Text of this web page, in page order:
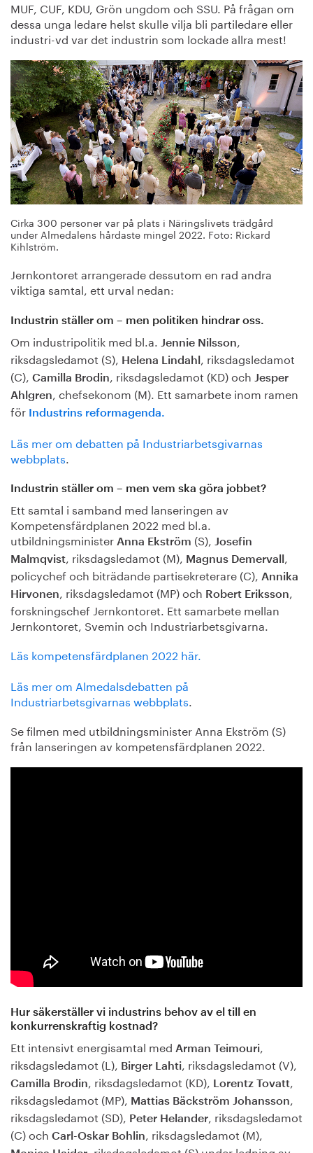
MUF, CUF, KDU, Grön ungdom och SSU. På frågan om
dessa unga ledare helst skulle vilja bli partiledare eller
industri-vd var det industrin som lockade allra mest!
Cirka 300 personer var på plats i Näringslivets trädgård
under Almedalens hårdaste mingel 2022. Foto: Rickard
Kihlström.
Jernkontoret arrangerade dessutom en rad andra
viktiga samtal, ett urval nedan:
Industrin ställer om – men politiken hindrar oss.
Om industripolitik med bl.a. Jennie Nilsson
riksdagsledamot (S),
Helena Lindahl
, riksdagsledamot
(C), Camilla Brodin , riksdagsledamot (KD) och Jesper
Ahlgren
, chefsekonom (M). Ett samarbete inom ramen
för Industrins reformagenda.
Läs mer om debatten på Industriarbetsgivarnas
webbplats
Industrin ställer om – men vem ska göra jobbet?
Ett samtal i samband med lanseringen av
Kompetensfärdplanen 2022 med bl.a.
utbildningsminister Anna Ekström (S),
Josefin
Malmqvist
, riksdagsledamot (M), Magnus Demervall
policychef och biträdande partisekreterare (C),
Annika
Hirvonen
, riksdagsledamot (MP) och Robert Eriksson
forskningschef Jernkontoret. Ett samarbete mellan
Jernkontoret, Svemin och Industriarbetsgivarna.
Läs kompetensfärdplanen 2022 här.
Läs mer om Almedalsdebatten på
Industriarbetsgivarnas webbplats
Se filmen med utbildningsminister Anna Ekström (S)
från lanseringen av kompetensfärdplanen 2022.
Hur säkerställer vi industrins behov av el till en
konkurrenskraftig kostnad?
Ett intensivt energisamtal med Arman Teimouri
riksdagsledamot (L),
Birger Lahti , riksdagsledamot (V),
Camilla Brodin , riksdagsledamot (KD), Lorentz Tovatt
riksdagsledamot (MP),
Mattias Bäckström Johansson
riksdagsledamot (SD),
Peter Helander
, riksdagsledamot
(C) och Carl-Oskar Bohlin , riksdagsledamot (M),